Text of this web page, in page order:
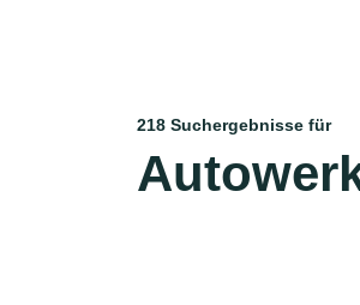
218 Suchergebnisse für